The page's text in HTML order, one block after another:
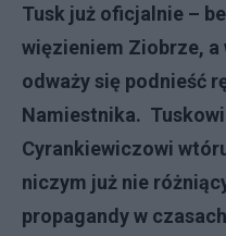
Tusk już oficjalnie –
więzieniem Ziobrze,
odważy się podnieść
Namiestnika.
Cyrankiewiczowi
niczym już nie
propagandy w